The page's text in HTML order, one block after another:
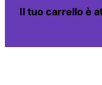
Il tuo carrello è